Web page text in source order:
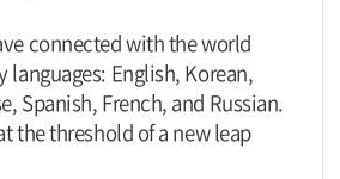
connected with the world
languages: English, Korean,
Spanish, French, and Russian.
the threshold of a new leap